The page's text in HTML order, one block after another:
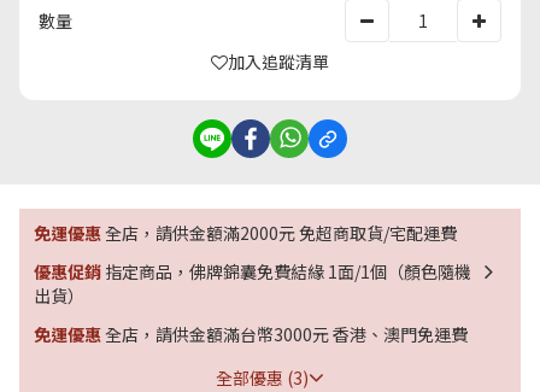
數量
加入追蹤清單
免運優惠全店，請供金額滿2000元 免超商取貨/宅配運費
優惠促銷 指定商品，佛牌錦囊免費結緣 1面/1個（顏色隨機
出貨）
免運優惠全店，請供金額滿台幣3000元 香港、澳門免運費
全部優惠 (3)